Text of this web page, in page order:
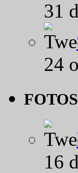
31
24
FOTOS
16